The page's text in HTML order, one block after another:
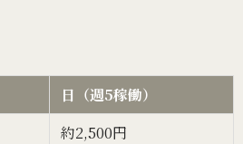
日（週5稼働）
約2,500円